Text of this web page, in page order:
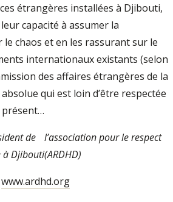
étrangères installées à Djibouti,
capacité à assumer la
chaos et en les rassurant sur le
internationaux existants (selon
des affaires étrangères de la
qui est loin d’être respectée
présent…
de l’association pour le respect
Djibouti(ARDHD)
www.ardhd.org